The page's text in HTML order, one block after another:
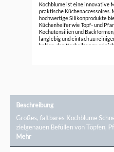
Kochblume ist eine innovative
praktische Küchenaccessoires.
hochwertige Silikonprodukte
Küchenhelfer wie Topf- und
Kochutensilien und
langlebig und einfach zu
helfen, den Kochalltag zu
Beschreibung
Großes, faltbares Kochblume
zielgenauen Befüllen von Töpfen,
Mehr